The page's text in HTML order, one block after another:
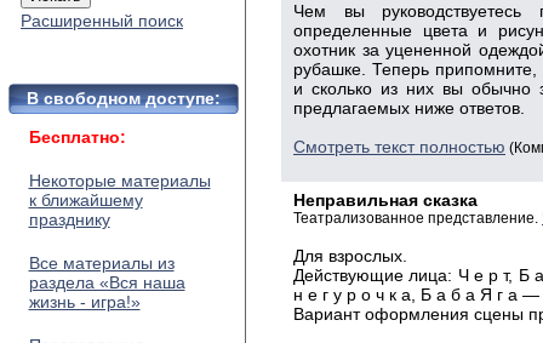
Расширенный поиск
В свободном доступе:
Бесплатно:
Некоторые материалы
к ближайшему
празднику
Все материалы из
раздела «Вся наша
жизнь - игра!»
Чем вы
определенные цвета и
охотник за уцененной
рубашке. Теперь припомните,
и сколько из них вы обычно
предлагаемых ниже ответов.
Смотреть текст полностью
Неправильная сказка
Театрализованное представление.
Для взрослых.
Действующие лица: Ч е р т, Б
н е г у р о ч к а, Б а б а Я г а
Вариант оформления сцены